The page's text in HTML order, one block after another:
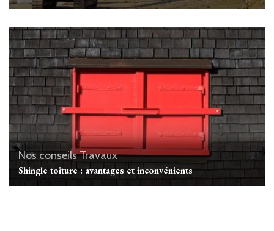
Nos conseils Travaux
Shingle toiture : avantages et inconvénients